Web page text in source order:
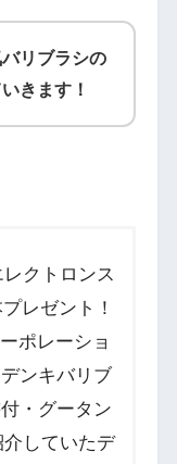
リブラシの
きます！
クトロンス
レゼント！
ポレーショ
ンキバリブ
・グータン
していたデ